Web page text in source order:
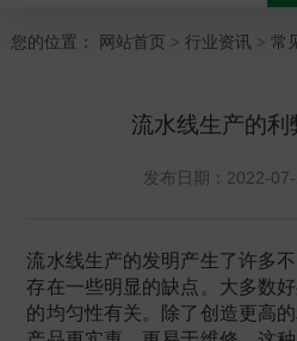
您的位置： 网站首页 > 行业资讯 > 常
流水线生产的利
发布日期：2022-
流水线生产的发明产生了许多
存在一些明显的缺点。大多数
的均匀性有关。除了创造更高